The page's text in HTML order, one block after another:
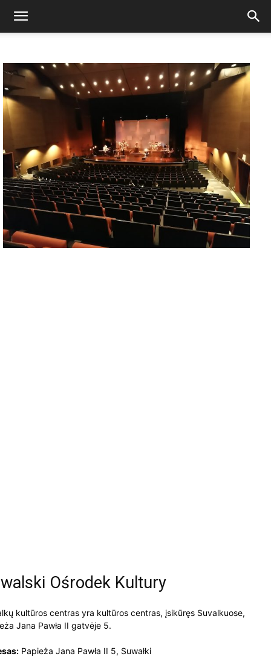
Ośrodek Kultury
kultūros centras yra kultūros centras, įsikūręs Suvalkuose,
Jana Pawła II gatvėje 5.
Papieża Jana Pawła II 5, Suwałki